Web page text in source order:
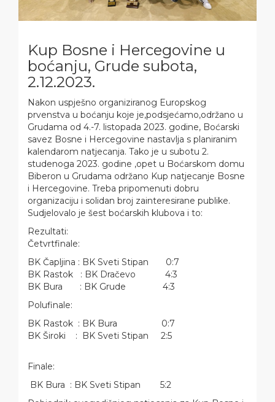
Kup Bosne i Hercegovine u
boćanju, Grude subota,
2.12.2023.
Nakon uspješno organiziranog Europskog
prvenstva u boćanju koje je,podsjećamo,održano u
Grudama od 4.-7. listopada 2023. godine, Boćarski
savez Bosne i Hercegovine nastavlja s planiranim
kalendarom natjecanja. Tako je u subotu 2.
studenoga 2023. godine ,opet u Boćarskom domu
Biberon u Grudama održano Kup natjecanje Bosne
i Hercegovine. Treba pripomenuti dobru
organizaciju i solidan broj zainteresirane publike.
Sudjelovalo je šest boćarskih klubova i to:
Rezultati:
Četvrtfinale:
BK Čapljina : BK Sveti Stipan 0:7
BK Rastok : BK Dračevo 4:3
BK Bura : BK Grude 4:3
Polufinale:
BK Rastok : BK Bura 0:7
BK Široki : BK Sveti Stipan 2:5
Finale:
BK Bura : BK Sveti Stipan 5:2